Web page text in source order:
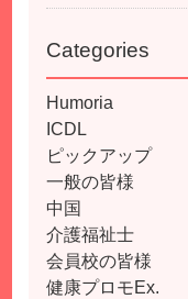
Categories
Humoria
ICDL
ピックアップ
一般の皆様
中国
介護福祉士
会員校の皆様
健康プロモEx.